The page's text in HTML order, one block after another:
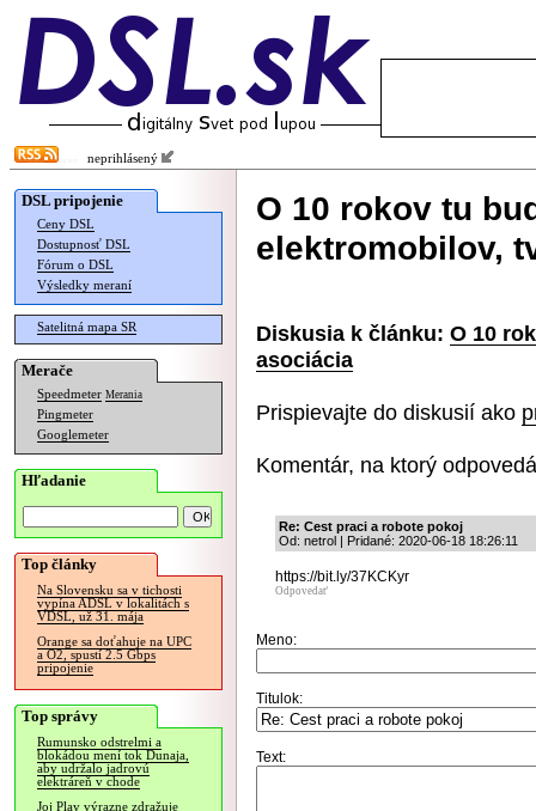
neprihlásený
DSL pripojenie
Ceny DSL
Dostupnosť DSL
Fórum o DSL
Výsledky meraní
Satelitná mapa SR
Merače
Speedmeter Merania
Pingmeter
Googlemeter
Hľadanie
Top články
Na Slovensku sa v tichosti
vypína ADSL v lokalitách s
VDSL, už 31. mája
Orange sa doťahuje na UPC
a O2, spustí 2.5 Gbps
pripojenie
Top správy
Rumunsko odstrelmi a
blokádou mení tok Dunaja,
aby udržalo jadrovú
elektráreň v chode
Joj Play výrazne zdražuje
O 10 rokov tu
elektromobilov,
Diskusia k článku: O 10
asociácia
Prispievajte do diskusií ako
Komentár, na ktorý
Re: Cest praci a robote pokoj
Od: netrol | Pridané: 2020-06-18 18:26:11
https://bit.ly/37KCKyr
Odpovedať
Meno:
Titulok:
Text: